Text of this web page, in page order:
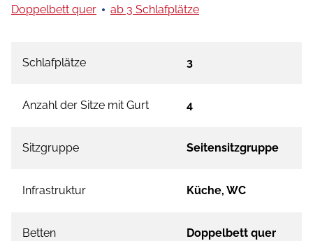
Doppelbett quer ab 3 Schlafplätze
Schlafplätze 3
Anzahl der Sitze mit Gurt 4
Sitzgruppe Seitensitzgruppe
Infrastruktur Küche, WC
Betten Doppelbett quer